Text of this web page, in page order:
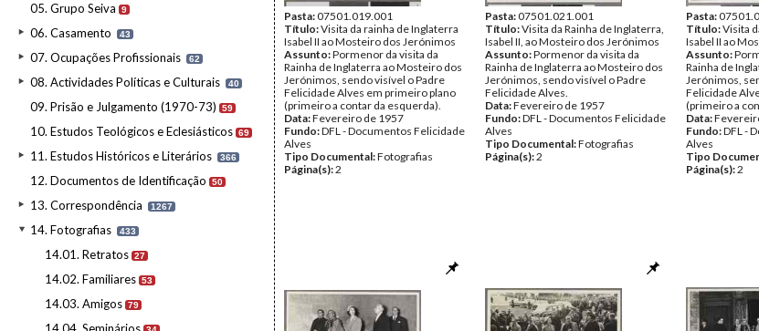
05. Grupo Seiva 9
06. Casamento 43
07. Ocupações Profissionais 62
08. Actividades Políticas e Culturais 40
09. Prisão e Julgamento (1970-73) 59
10. Estudos Teológicos e Eclesiásticos 69
11. Estudos Históricos e Literários 366
12. Documentos de Identificação 50
13. Correspondência 1267
14. Fotografias 433
14.01. Retratos 27
14.02. Familiares 53
14.03. Amigos 79
Pasta:07501.019.001
Título:Visita da rainha de Inglaterra
Isabel II ao Mosteiro dos Jerónimos
Assunto:Pormenor da visita da
Rainha de Inglaterra ao Mosteiro dos
Jerónimos, sendo visível o Padre
Felicidade Alves em primeiro plano
(primeiro a contar da esquerda).
Data:Fevereiro de 1957
Fundo:DFL - Documentos Felicidade
Alves
Tipo Documental:Fotografias
Página(s):2
Pasta:07501.021.001
Título:Visita da Rainha de Inglaterra,
Isabel II, ao Mosteiro dos Jerónimos
Assunto:Pormenor da visita da
Rainha de Inglaterra ao Mosteiro dos
Jerónimos, sendo visível o Padre
Felicidade Alves.
Data:Fevereiro de 1957
Fundo:DFL - Documentos Felicidade
Alves
Tipo Documental:Fotografias
Página(s):2
Pasta:
Título:Visita
Isabel II ao
Assunto:
Rainha de
Jerónimos,
Felicidade
(primeiro a
Data:
Fundo:DFL -
Alves
Tipo
Página(s):2